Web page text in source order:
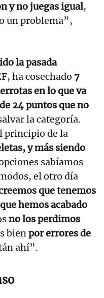
y no juegas igual,
un problema”,
la pasada
ha cosechado 7
en lo que va
24 puntos que no
la categoría.
principio de la
y más siendo
sabíamos
el otro día
que tenemos
hemos acabado
no los perdimos
bienpor errores de
ahí”.